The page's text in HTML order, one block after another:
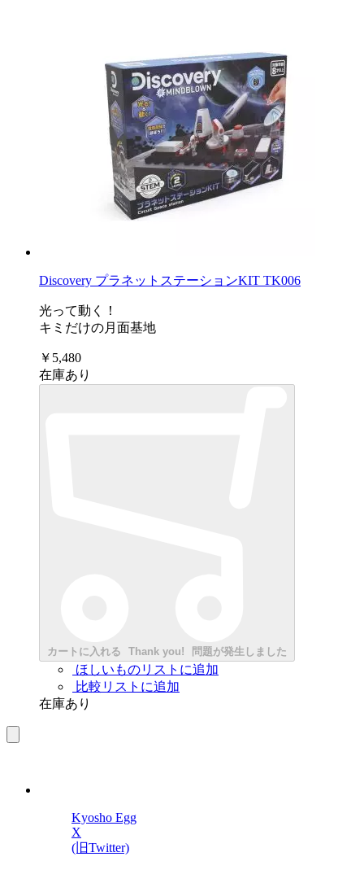
Discovery プラネットステーションKIT TK006
光って動く！
キミだけの月面基地
￥5,480
在庫あり
カートに入れる Thank you! 問題が発生しました
ほしいものリストに追加
比較リストに追加
在庫あり
Kyosho Egg
X
(旧Twitter)